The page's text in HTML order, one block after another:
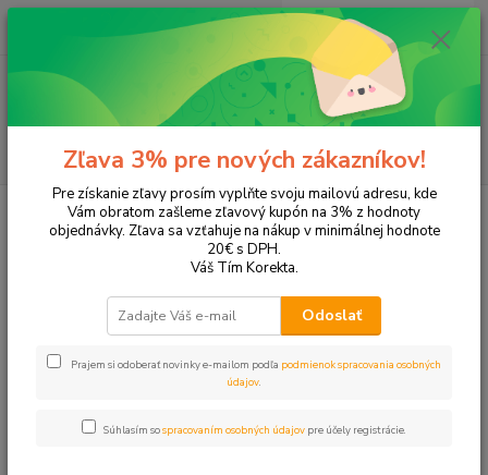
Hľadať
ks
za 0,00 EUR
Tonery a náplne do tlačiarní Hewlett Packard
HP OfficeJet
OfficeJet 6812
OfficeJet 6812
Upresniť parametre
Zľava 3% pre nových zákazníkov!
Pre získanie zľavy prosím vyplňte svoju mailovú adresu, kde
Vám obratom zašleme zľavový kupón na 3% z hodnoty
objednávky. Zľava sa vzťahuje na nákup v minimálnej hodnote
20€ s DPH.
Váš Tím Korekta.
Odoslať
Prajem si odoberať novinky e-mailom podľa podmienok spracovania osobných
údajov.
Súhlasím sospracovaním osobných údajov pre účely registrácie.